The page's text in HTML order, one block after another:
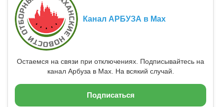
Канал АРБУЗА в Max
Остаемся на связи при отключениях. Подписывайтесь на
канал Арбуза в Max. На всякий случай.
Подписаться